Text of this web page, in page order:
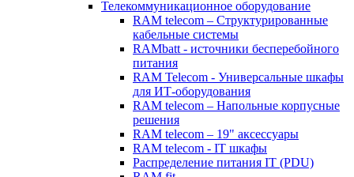
Телекоммуникационное оборудование
RAM telecom – Структурированные
кабельные системы
RAMbatt - источники бесперебойного
питания
RAM Telecom - Универсальные шкафы
для ИТ-оборудования
RAM telecom – Напольные корпусные
решения
RAM telecom – 19" аксессуары
RAM telecom - IT шкафы
Распределение питания IT (PDU)